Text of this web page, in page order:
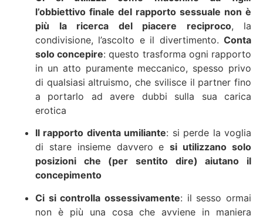
l’obbiettivo finale del rapporto sessuale non è
più la ricerca del piacere reciproco, la
condivisione, l’ascolto e il divertimento. Conta
solo concepire: questo trasforma ogni rapporto
in un atto puramente meccanico, spesso privo
di qualsiasi altruismo, che svilisce il partner fino
a portarlo ad avere dubbi sulla sua carica
erotica
Il rapporto diventa umiliante: si perde la voglia
di stare insieme davvero esi utilizzano solo
posizioni che (per sentito dire) aiutano il
concepimento
Ci si controlla ossessivamente: il sesso ormai
non è più una cosa che avviene in maniera